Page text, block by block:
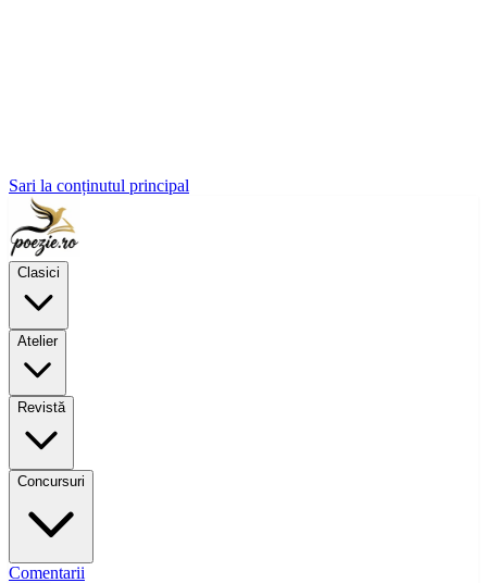
Sari la conținutul principal
Clasici
Atelier
Revistă
Concursuri
Comentarii